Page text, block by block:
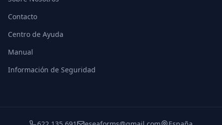
Contacto
Centro de Ayuda
Manual
Información de Seguridad